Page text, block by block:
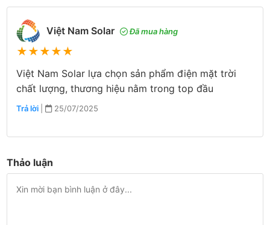
Việt Nam Solar Đã mua hàng
★★★★★
Việt Nam Solar lựa chọn sản phẩm điện mặt trời
chất lượng, thương hiệu nằm trong top đầu
Trả lời | 25/07/2025
Thảo luận